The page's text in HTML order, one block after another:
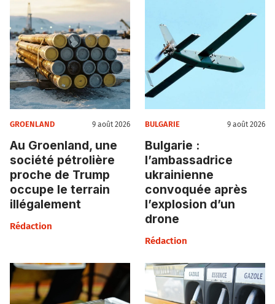
GROENLAND 9 août 2026
Au Groenland, une
société pétrolière
proche de Trump
occupe le terrain
illégalement
Rédaction
BULGARIE 9 août 2026
Bulgarie :
l’ambassadrice
ukrainienne
convoquée après
l’explosion d’un
drone
Rédaction